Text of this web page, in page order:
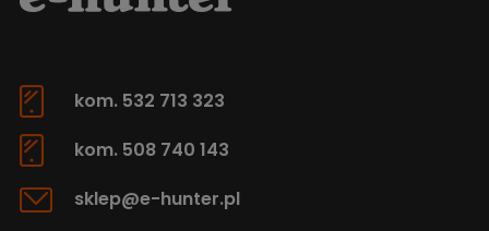
kom. 532 713 323
kom. 508 740 143
sklep@e-hunter.pl